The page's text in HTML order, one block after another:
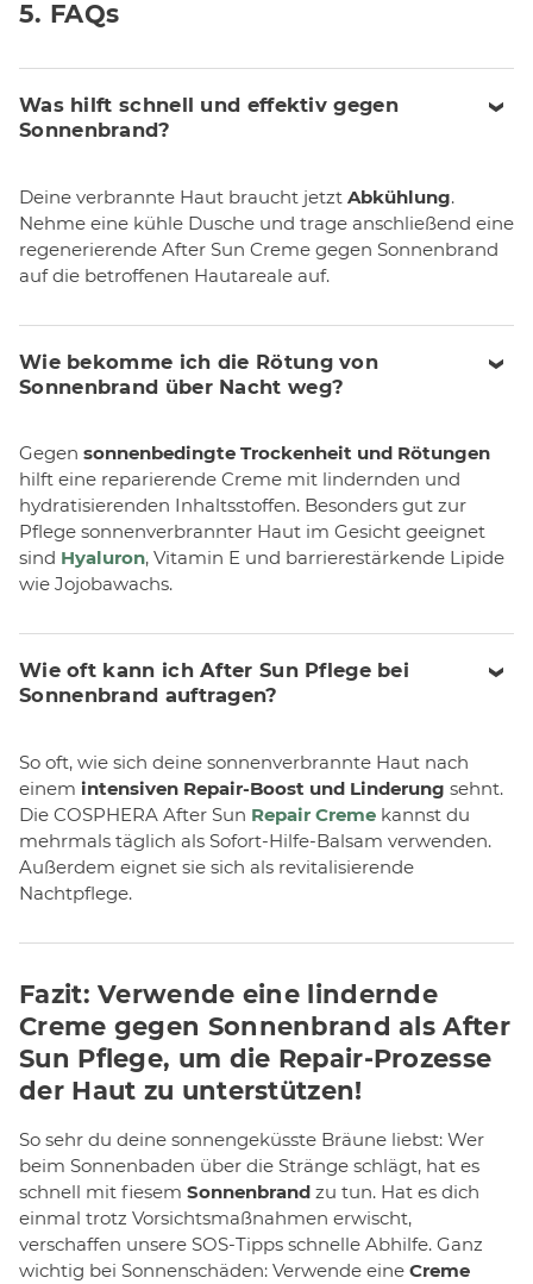
5. FAQs
Was hilft schnell und effektiv gegen
Sonnenbrand?
Deine verbrannte Haut braucht jetzt Abkühlung.
Nehme eine kühle Dusche und trage anschließend eine
regenerierende After Sun Creme gegen Sonnenbrand
auf die betroffenen Hautareale auf.
Wie bekomme ich die Rötung von
Sonnenbrand über Nacht weg?
Gegen sonnenbedingte Trockenheit und Rötungen
hilft eine reparierende Creme mit lindernden und
hydratisierenden Inhaltsstoffen. Besonders gut zur
Pflege sonnenverbrannter Haut im Gesicht geeignet
sind Hyaluron, Vitamin E und barrierestärkende Lipide
wie Jojobawachs.
Wie oft kann ich After Sun Pflege bei
Sonnenbrand auftragen?
So oft, wie sich deine sonnenverbrannte Haut nach
einem intensiven Repair-Boost und Linderung sehnt.
Die COSPHERA After Sun Repair Creme kannst du
mehrmals täglich als Sofort-Hilfe-Balsam verwenden.
Außerdem eignet sie sich als revitalisierende
Nachtpflege.
Fazit: Verwende eine lindernde
Creme gegen Sonnenbrand als After
Sun Pflege, um die Repair-Prozesse
der Haut zu unterstützen!
So sehr du deine sonnengeküsste Bräune liebst: Wer
beim Sonnenbaden über die Stränge schlägt, hat es
schnell mit fiesem Sonnenbrand zu tun. Hat es dich
einmal trotz Vorsichtsmaßnahmen erwischt,
verschaffen unsere SOS-Tipps schnelle Abhilfe. Ganz
wichtig bei Sonnenschäden: Verwende eine Creme